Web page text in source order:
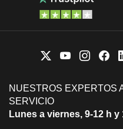
NUESTROS EXPERTOS
SERVICIO
Lunes a viernes, 9-12 h y